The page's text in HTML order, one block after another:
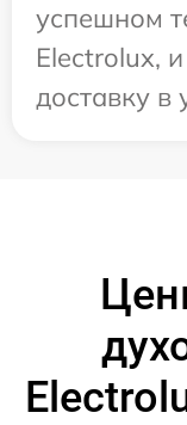
успешном
Electrolux,
доставку в